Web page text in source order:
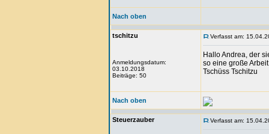
Nach oben
tschitzu
Anmeldungsdatum:
03.10.2018
Beiträge: 50
Verfasst am:
Hallo Andrea, der
so eine große
Tschüss Tschitzu
Nach oben
Steuerzauber Verfasst am: